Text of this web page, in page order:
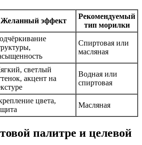
Желанный эффект
Рекомендуемый
тип морилки
Спиртовая или
масляная
светлый
акцент на
Водная или
спиртовая
цвета,
Масляная
палитре и целевой